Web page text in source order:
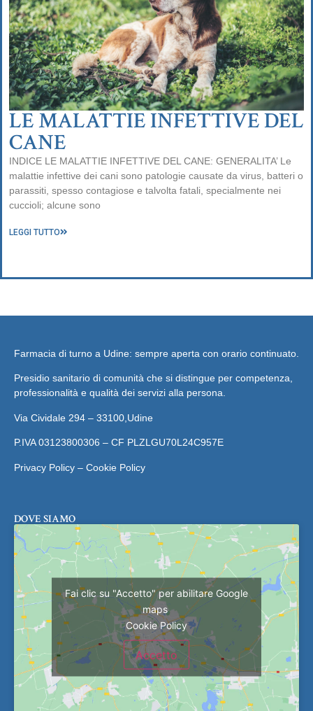
LE MALATTIE INFETTIVE DEL
CANE
INDICE LE MALATTIE INFETTIVE DEL CANE: GENERALITA’ Le
malattie infettive dei cani sono patologie causate da virus, batteri o
parassiti, spesso contagiose e talvolta fatali, specialmente nei
cuccioli; alcune sono
LEGGI TUTTO
Farmacia di turno a Udine: sempre aperta con orario continuato.
Presidio sanitario di comunità che si distingue per competenza,
professionalità e qualità dei servizi alla persona.
Via Cividale 294 – 33100,Udine
P.IVA 03123800306 – CF PLZLGU70L24C957E
Privacy Policy – Cookie Policy
DOVE SIAMO
Fai clic su "Accetto" per abilitare Google
maps
Cookie Policy
Accetto